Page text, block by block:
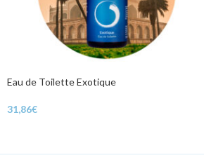
Eau de Toilette Exotique
31,86€